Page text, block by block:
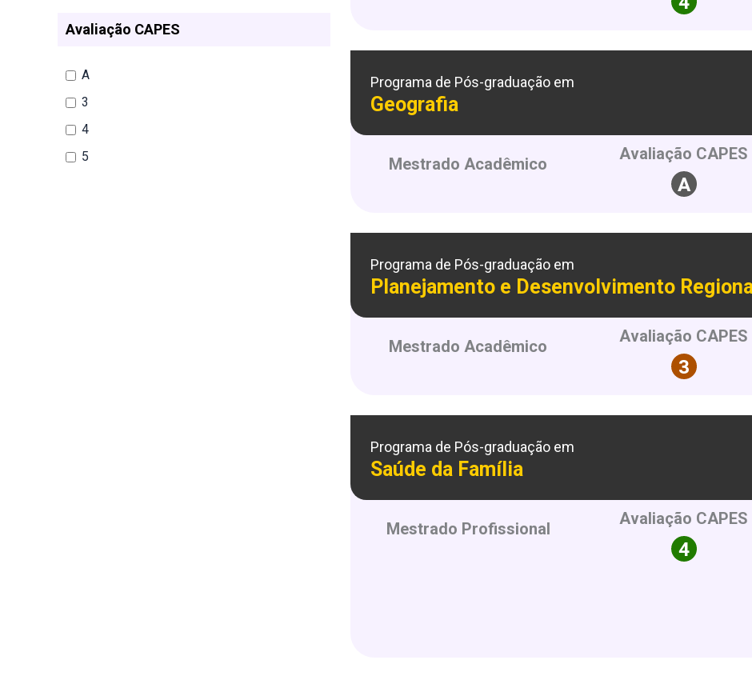
Avaliação CAPES
A
3
4
5
Programa de Pós-graduação em
Geografia
Mestrado Acadêmico
Avaliação CAPES
Programa de Pós-graduação em
Planejamento e Desenvolvimento
Mestrado Acadêmico
Avaliação CAPES
Programa de Pós-graduação em
Saúde da Família
Mestrado Profissional
Avaliação CAPES